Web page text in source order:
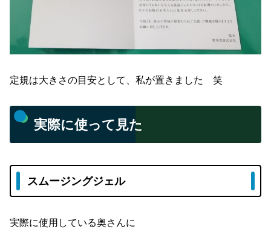
定規は大きさの目安として、私が置きました 笑
実際に使って見た
スムージングジェル
実際に使用している奥さんに